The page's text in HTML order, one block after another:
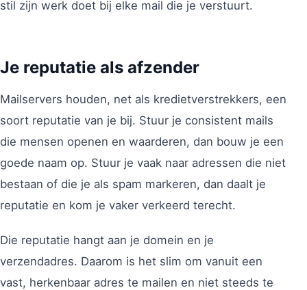
stil zijn werk doet bij elke mail die je verstuurt.
Je reputatie als afzender
Mailservers houden, net als kredietverstrekkers, een
soort reputatie van je bij. Stuur je consistent mails
die mensen openen en waarderen, dan bouw je een
goede naam op. Stuur je vaak naar adressen die niet
bestaan of die je als spam markeren, dan daalt je
reputatie en kom je vaker verkeerd terecht.
Die reputatie hangt aan je domein en je
verzendadres. Daarom is het slim om vanuit een
vast, herkenbaar adres te mailen en niet steeds te